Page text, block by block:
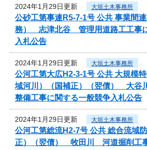
2024年1月29日更新 大垣土木事務所
公砂工第事連R5-7-1号 公共 事業間
務） 志津北谷 管理用道路工工事
入札公告
2024年1月29日更新 大垣土木事務所
公河工第大広H2-3-1号 公共 大規模
域河川）（国補正）（翌債） 大谷
整備工事に関する一般競争入札公告
2024年1月29日更新 大垣土木事務所
公河工第総流H2-7号 公共 総合流域
正）（翌債） 牧田川 河道掘削工